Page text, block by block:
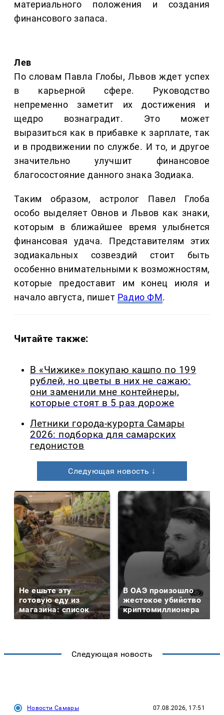
материального положения и создания
финансового запаса.
Лев
По словам Павла Глобы, Львов ждет успех
в карьерной сфере. Руководство
непременно заметит их достижения и
щедро вознаградит. Это может
выразиться как в прибавке к зарплате, так
и в продвижении по службе. И то, и другое
значительно улучшит финансовое
благосостояние данного знака Зодиака.
Таким образом, астролог Павел Глоба
особо выделяет Овнов и Львов как знаки,
которым в ближайшее время улыбнется
финансовая удача. Представителям этих
зодиакальных созвездий стоит быть
особенно внимательными к возможностям,
которые предоставит им конец июля и
начало августа, пишет Радио ФМ.
Читайте также:
В «Чижике» покупаю кашпо по 199
рублей, но цветы в них не сажаю:
они заменили мне контейнеры,
которые стоят в 5 раз дороже
Летники города-курорта Самары
2026: подборка для самарских
гедонистов
Следующая новость ↓
Не ешьте эту
готовую еду из
магазина: список
В ОАЭ произошло
жестокое убийство
криптомиллионера
Следующая новость
Новости Самары 07.08.2026, 17:51